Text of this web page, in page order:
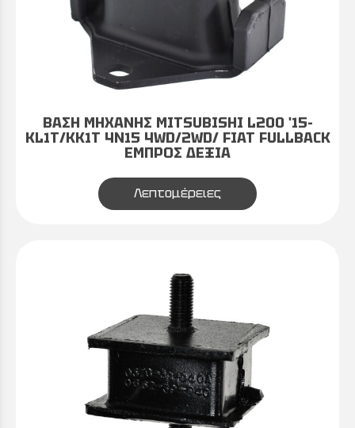
ΒΑΣΗ ΜΗΧΑΝΗΣ MITSUBISHI L200 '15-
KL1T/KK1T 4N15 4WD/2WD/ FIAT FULLBACK
ΕΜΠΡΟΣ ΔΕΞΙΑ
Λεπτομέρειες